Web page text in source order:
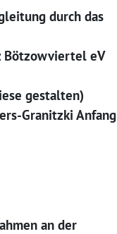
durch das
Bötzowviertel eV
gestalten)
Granitzki Anfang
an der